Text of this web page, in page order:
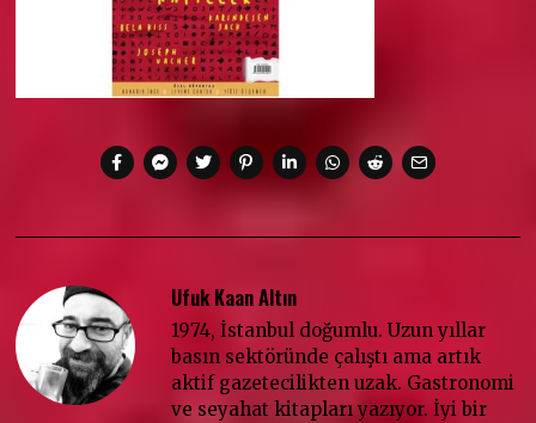
Ufuk Kaan Altın
1974, İstanbul doğumlu. Uzun yıllar
basın sektöründe çalıştı ama artık
aktif gazetecilikten uzak. Gastronomi
ve seyahat kitapları yazıyor. İyi bir